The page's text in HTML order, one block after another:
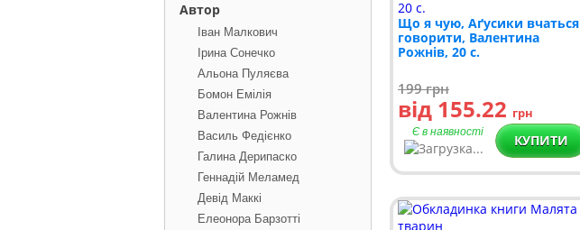
Автор
Іван Малкович
Ірина Сонечко
Альона Пуляєва
Бомон Емілія
Валентина Рожнів
Василь Федієнко
Галина Дерипаско
Геннадій Меламед
Девід Маккі
Елеонора Барзотті
Що я чую, Аґусики вчаться
говорити, Валентина
Рожнів, 20 с.
199грн
від 155.22 грн
Є в наявності КУПИТИ